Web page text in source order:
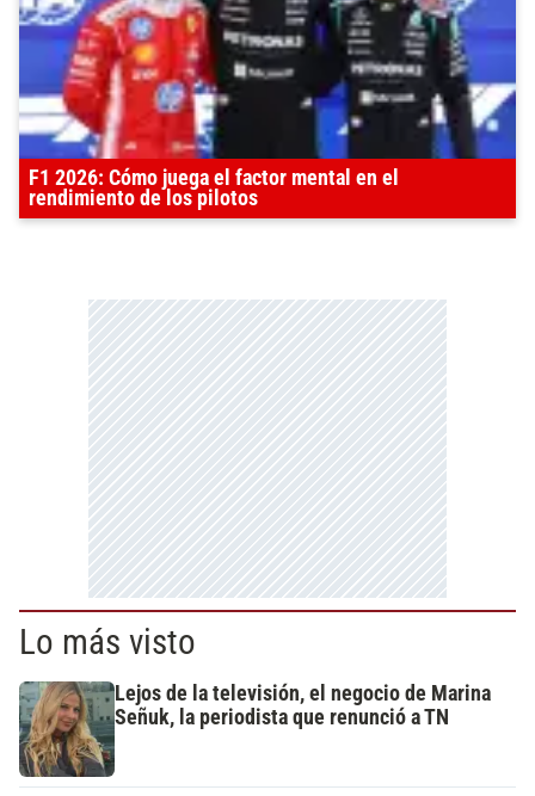
F1 2026: Cómo juega el factor mental en el
rendimiento de los pilotos
Lo más visto
Lejos de la televisión, el negocio de Marina
Señuk, la periodista que renunció a TN